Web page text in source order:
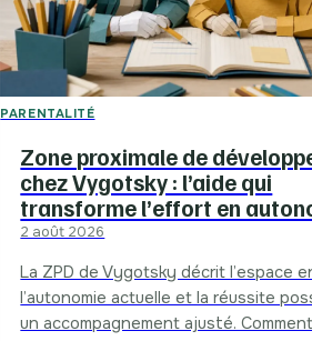
PARENTALITÉ
Zone proximale de
chez Vygotsky : l’aide qui
transforme l’effort en
2 août 2026
La ZPD de Vygotsky décrit l’espace
l’autonomie actuelle et la réussite
un accompagnement ajusté. Comment